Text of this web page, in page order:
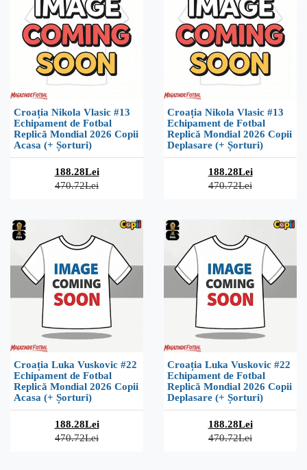
Croația Nikola Vlasic #13
Echipament de Fotbal
Replică Mondial 2026 Copii
Acasa (+ Șorturi)
188.28Lei
470.72Lei
Croația Nikola Vlasic #13
Echipament de Fotbal
Replică Mondial 2026 Copii
Deplasare (+ Șorturi)
188.28Lei
470.72Lei
Croația Luka Vuskovic #22
Echipament de Fotbal
Replică Mondial 2026 Copii
Acasa (+ Șorturi)
188.28Lei
470.72Lei
Croația Luka Vuskovic #22
Echipament de Fotbal
Replică Mondial 2026 Copii
Deplasare (+ Șorturi)
188.28Lei
470.72Lei